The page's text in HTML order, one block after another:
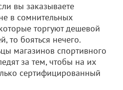
вы заказываете
в сомнительных
торгуют дешевой
то бояться нечего.
магазинов спортивного
за тем, чтобы на их
сертифицированный